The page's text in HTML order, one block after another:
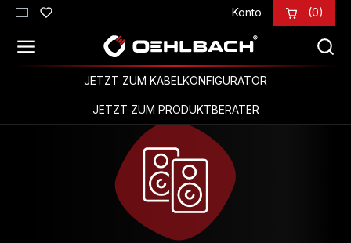
Zum Hauptinhalt springen Konto (0)
JETZT ZUM KABELKONFIGURATOR
JETZT ZUM PRODUKTBERATER